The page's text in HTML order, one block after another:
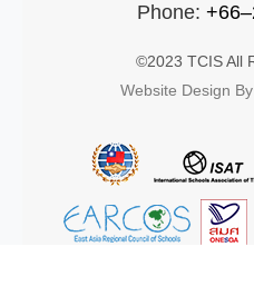
Phone:
©2023 TCIS All
Website Design